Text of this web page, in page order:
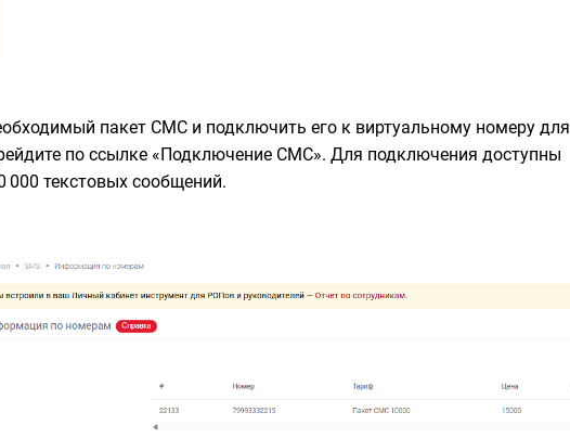
пакет СМС и подключить его к виртуальному номеру для
по ссылке «Подключение СМС». Для подключения доступны
000 текстовых сообщений.